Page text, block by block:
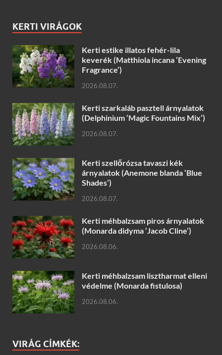
KERTI VIRÁGOK
Kerti estike illatos fehér-lila
keverék (Matthiola incana ‘Evening
Fragrance’)
2026.08.07.
Kerti szarkaláb pasztell árnyalatok
(Delphinium ‘Magic Fountains Mix’)
2026.08.07.
Kerti szellőrózsa tavaszi kék
árnyalatok (Anemone blanda ‘Blue
Shades’)
2026.08.07.
Kerti méhbalzsam piros árnyalatok
(Monarda didyma ‘Jacob Cline’)
2026.08.06.
Kerti méhbalzsam lisztharmat elleni
védelme (Monarda fistulosa)
2026.08.06.
VIRÁG CÍMKÉK: